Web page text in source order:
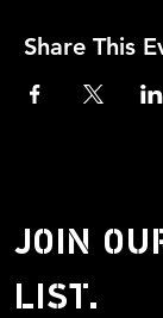
Share This
JOIN
LIST.